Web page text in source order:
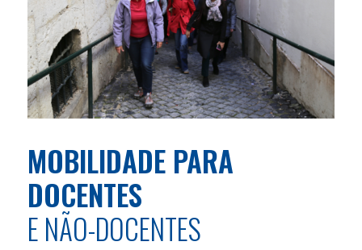
MOBILIDADE PARA
DOCENTES
E NÃO-DOCENTES